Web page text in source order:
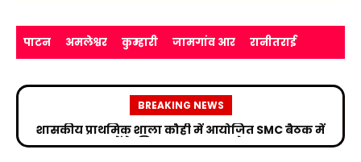
पाटन अमलेश्वर कुम्हारी जामगांव आर रानीतराई
BREAKING NEWS
बाबाधाम जाने वाले श्रद्धालुओं की परेशानी पर सांसद विजय
बघेल का बड़ा कदम